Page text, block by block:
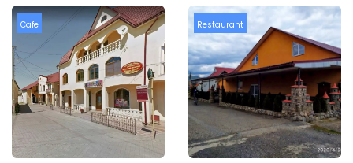
Cafe Restaurant